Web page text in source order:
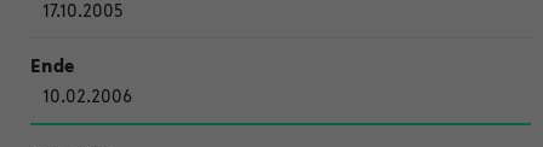
17.10.2005
10.02.2006